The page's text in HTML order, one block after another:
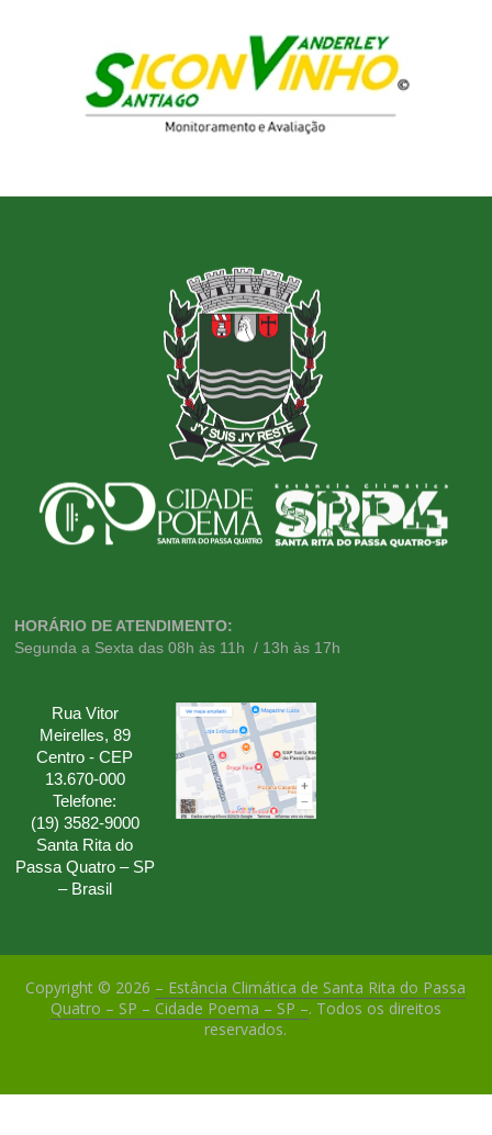
HORÁRIO DE ATENDIMENTO:
Segunda a Sexta das 08h às 11h / 13h às 17h
Rua Vitor
Meirelles, 89
Centro - CEP
13.670-000
Telefone:
(19) 3582-9000
Santa Rita do
Passa Quatro – SP
– Brasil
Copyright © 2026 – Estância Climática de Santa Rita do Passa
Quatro – SP – Cidade Poema – SP –. Todos os direitos
reservados.